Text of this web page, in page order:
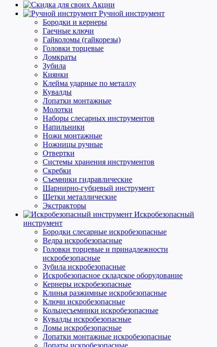
Акции
Ручной инструмент
Бородки и кернеры
Гаечные ключи
Гайколомы (гайкорезы)
Головки торцевые
Домкраты
Зубила
Киянки
Клейма ударные по металлу
Кувалды
Лопатки монтажные
Молотки
Наборы слесарных инструментов
Напильники
Ножи монтажные
Ножницы ручные
Отвертки
Системы хранения инструментов
Скребки
Съемники гидравлические
Шарнирно-губцевый инструмент
Щетки металлические
Экстракторы
Искробезопасный
инструмент
Бородки слесарные искробезопасные
Ведра искробезопасные
Головки торцевые и принадлежности
искробезопасные
Зубила искробезопасные
Искробезопасное складское оборудование
Кернеры искробезопасные
Клинья разжимные искробезопасные
Ключи искробезопасные
Кольцесъемники искробезопасные
Кувалды искробезопасные
Ломы искробезопасные
Лопатки монтажные искробезопасные
Лопаты искробезопасные